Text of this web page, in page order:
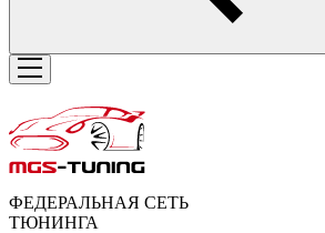
ФЕДЕРАЛЬНАЯ СЕТЬ
ТЮНИНГА